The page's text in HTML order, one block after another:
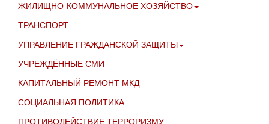
ЖИЛИЩНО-КОММУНАЛЬНОЕ ХОЗЯЙСТВО
ТРАНСПОРТ
УПРАВЛЕНИЕ ГРАЖДАНСКОЙ ЗАЩИТЫ
УЧРЕЖДЁННЫЕ СМИ
КАПИТАЛЬНЫЙ РЕМОНТ МКД
СОЦИАЛЬНАЯ ПОЛИТИКА
ПРОТИВОДЕЙСТВИЕ ТЕРРОРИЗМУ